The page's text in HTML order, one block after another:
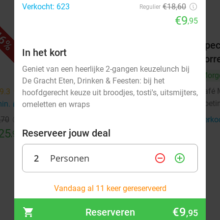
9.3 star
directions_car
,95
bij Alpenwijn
Alpenwijn 9.9
Doetinchem 12 min. directions_car
Verkocht: 113
Café
Verkocht: 623
Regulier €18,60
€9,95
In het kort
Geniet van een heerlijke 2-gangen keuzelunch bij
De Gracht Eten, Drinken & Feesten: bij het
hoofdgerecht keuze uit broodjes, tosti's, uitsmijters,
omeletten en wraps
Reserveer jouw deal
2 Personen remove_circle_outline add_circle_outline
augustus 2026
Vandaag al 11 keer gereserveerd
Reserveren €9,95